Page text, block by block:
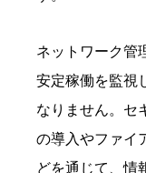
ネットワーク管
安定稼働を監視
なりません。セ
の導入やファイ
どを通じて、情